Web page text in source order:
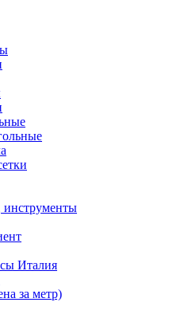
инструменты
Италия
за метр)